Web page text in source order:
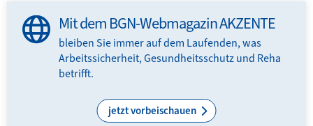
Mit dem BGN-Webmagazin AKZENTE
bleiben Sie immer auf dem Laufenden, was
Arbeitssicherheit, Gesundheitsschutz und Reha
betrifft.
jetzt vorbeischauen